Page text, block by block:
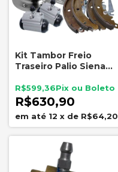
Kit Tambor Freio
Traseiro Palio Siena
R$630,90
R$599,36
12 x de R$64,20